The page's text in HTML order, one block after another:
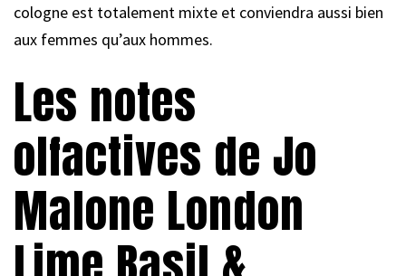
cologne est totalement mixte et conviendra aussi bien
aux femmes qu’aux hommes.
Les notes
olfactives de Jo
Malone London